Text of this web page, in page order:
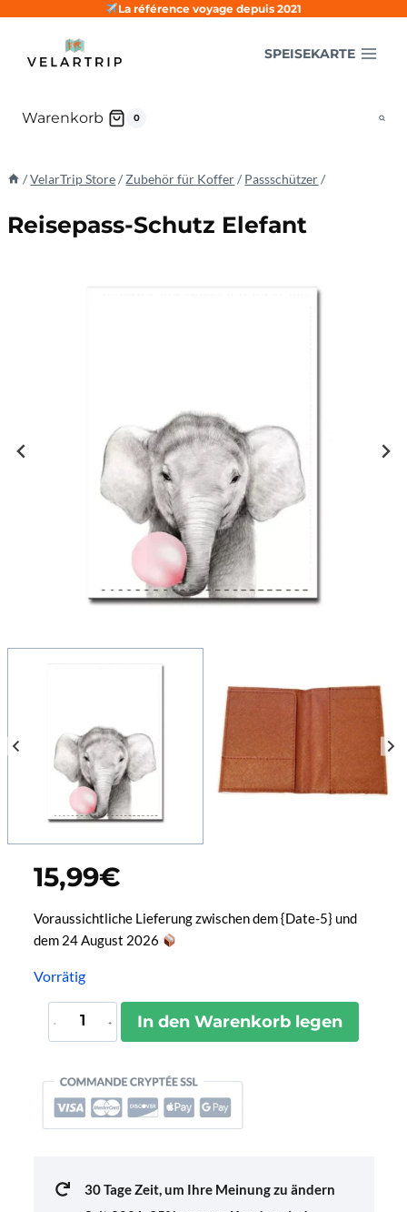
springen
La référence voyage depuis 2021
SPEISEKARTE
Warenkorb 0
/ VelarTrip Store / Zubehör für Koffer / Passschützer /
Reisepass-Schutz Elefant
15,99€
Voraussichtliche Lieferung zwischen dem {Date-5} und
dem 24 August 2026
Vorrätig
Protège-
Passeport
Menge
In den Warenkorb legen
30 Tage Zeit, um Ihre Meinung zu ändern